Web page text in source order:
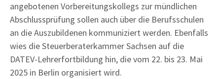
angebotenen Vorbereitungskollegs zur mündlichen
Abschlussprüfung sollen auch über die Berufsschulen
an die Auszubildenen kommuniziert werden. Ebenfalls
wies die Steuerberaterkammer Sachsen auf die
DATEV-Lehrerfortbildung hin, die vom 22. bis 23. Mai
2025 in Berlin organisiert wird.